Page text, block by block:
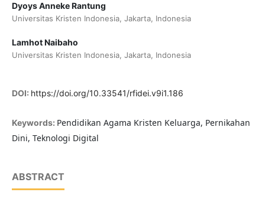
Dyoys Anneke Rantung
Universitas Kristen Indonesia, Jakarta, Indonesia
Lamhot Naibaho
Universitas Kristen Indonesia, Jakarta, Indonesia
DOI: https://doi.org/10.33541/rfidei.v9i1.186
Keywords: Pendidikan Agama Kristen Keluarga, Pernikahan
Dini, Teknologi Digital
ABSTRACT